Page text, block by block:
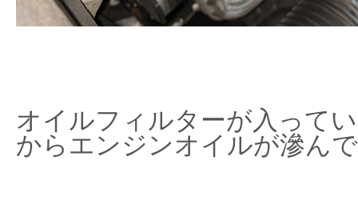
オイルフィルターが入って
からエンジンオイルが滲ん